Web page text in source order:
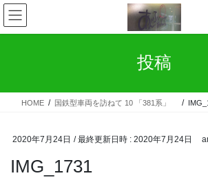
コ
ン
テ
ス
ナ
ビ
ゲ
ン
投稿
HOME 国鉄型車両を訪ねて 10 「381系」
2020年7月24日 / 最終更新日時 : 2020年7月24日
IMG_1731